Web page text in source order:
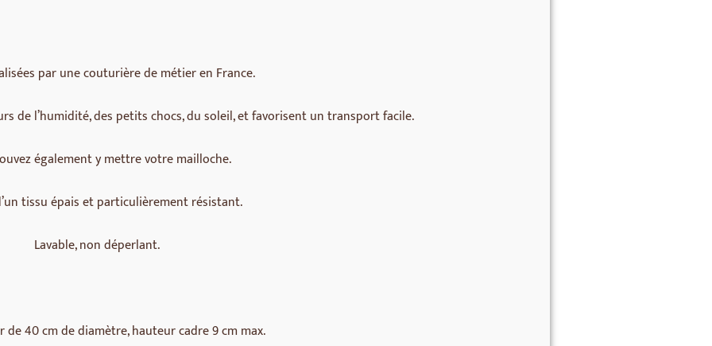
par une couturière de métier en France.
de l’humidité, des petits chocs, du soleil, et favorisent un transport facile.
également y mettre votre mailloche.
tissu épais et particulièrement résistant.
Lavable, non déperlant.
de 40 cm de diamètre, hauteur cadre 9 cm max.